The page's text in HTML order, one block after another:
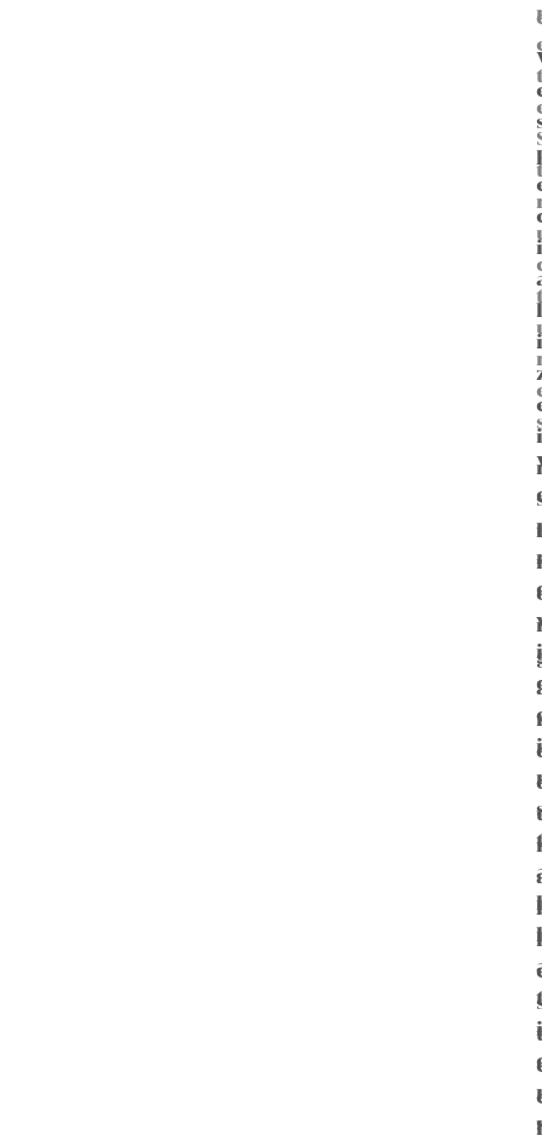
i
l
i
i
l
l
i
i
l
l
i